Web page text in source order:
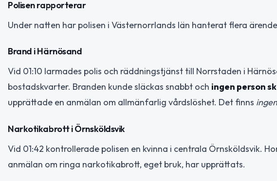
Polisen rapporterar
Under natten har polisen i Västernorrlands län hanterat flera
Brand i Härnösand
Vid 01:10 larmades polis och räddningstjänst till Norrstaden i
bostadskvarter. Branden kunde släckas snabbt och ingen person
upprättade en anmälan om allmänfarlig vårdslöshet. Det finns
Narkotikabrott i Örnsköldsvik
Vid 01:42 kontrollerade polisen en kvinna i centrala Örnsköldsvik.
anmälan om ringa narkotikabrott, eget bruk, har upprättats.